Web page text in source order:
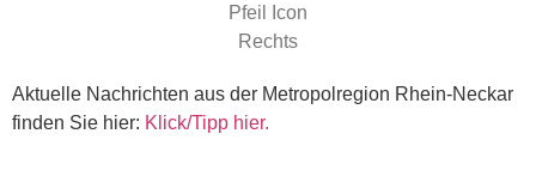
Aktuelle Nachrichten aus der Metropolregion Rhein-Neckar
finden Sie hier: Klick/Tipp hier.